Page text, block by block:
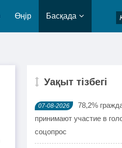
Өңір Басқада
Уақыт тізбегі
07-08-2026
78,2%
принимают участие в
соцопрос